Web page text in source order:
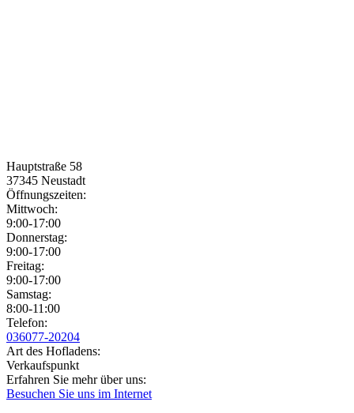
Hauptstraße 58
37345 Neustadt
Öffnungszeiten:
Mittwoch:
9:00-17:00
Donnerstag:
9:00-17:00
Freitag:
9:00-17:00
Samstag:
8:00-11:00
Jetzt geöffnet!
Jetzt geschlossen!
Telefon:
036077-20204
Art des Hofladens:
Verkaufspunkt
Erfahren Sie mehr über uns:
Besuchen Sie uns im Internet